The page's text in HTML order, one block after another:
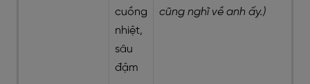
cuồng
nhiệt,
sâu
đậm
cũng nghĩ về anh ấy.)